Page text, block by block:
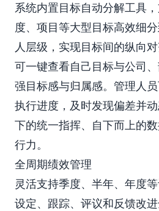
系统内置目标自动分解工具
度、项目等大型目标高效细
人层级，实现目标间的纵向
可一键查看自己目标与公司
强目标感与归属感。管理人
执行进度，及时发现偏差并
下的统一指挥、自下而上的
行力。
全周期绩效管理
灵活支持季度、半年、年度
设定、跟踪、评议和反馈改